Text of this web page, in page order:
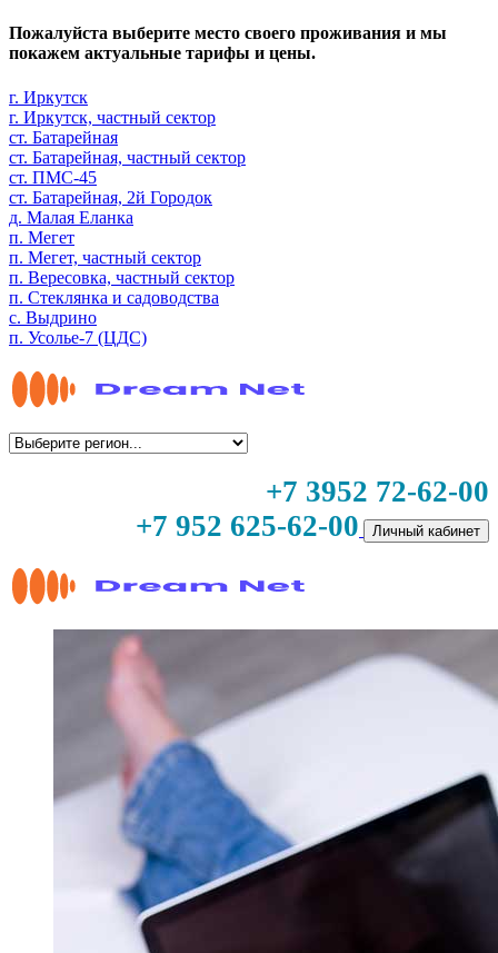
Пожалуйста выберите место своего проживания и мы
покажем актуальные тарифы и цены.
г. Иркутск
г. Иркутск, частный сектор
ст. Батарейная
ст. Батарейная, частный сектор
ст. ПМС-45
ст. Батарейная, 2й Городок
д. Малая Еланка
п. Мегет
п. Мегет, частный сектор
п. Вересовка, частный сектор
п. Стеклянка и садоводства
с. Выдрино
п. Усолье-7 (ЦДС)
+7 3952 72-62-00
+7 952 625-62-00
Личный кабинет